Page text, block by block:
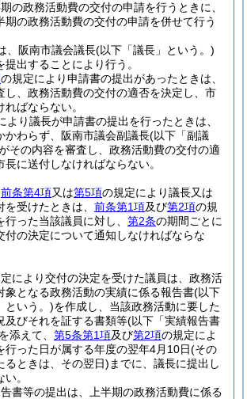
の政務活動費の交付の申請を行うときに、
期の政務活動費の交付の申請を併せて行う
、阪南市議会議長(以下「議長」という。)
提出することにより行う。
の規定により申請書の提出があったときは、
し、政務活動費の交付の適否を決定し、市
ばならない。
より議長が申請書の提出を行ったときは、
かわらず、阪南市議会副議長(以下「副議
その内容を審査し、政務活動費の交付の適
に送付しなければならない。
前条第4項又は第5項の規定により議長又は
受けたときは、 前条第1項及び第2項の規
った当該議員に対し、 第2条の期間ごとに
付の決定について通知しなければならな
により交付の決定を受けた議員は、政務活
象となる政務活動の実績に係る報告書(以下
という。)を作成し、当該政務活動に要した
及びそれを証する書類等(以下「実績報告書
を添えて、 第5条第1項及び第2項の規定によ
行った日が属する年度の翌年4月10日(その
るときは、その翌日) までに、議長に提出し
。
書等の提出は、上半期の政務活動費に係る